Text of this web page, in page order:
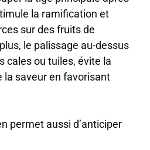
la ramification et
sur des fruits de
le palissage au-dessus
cales ou tuiles, évite la
la saveur en favorisant
permet aussi d’anticiper